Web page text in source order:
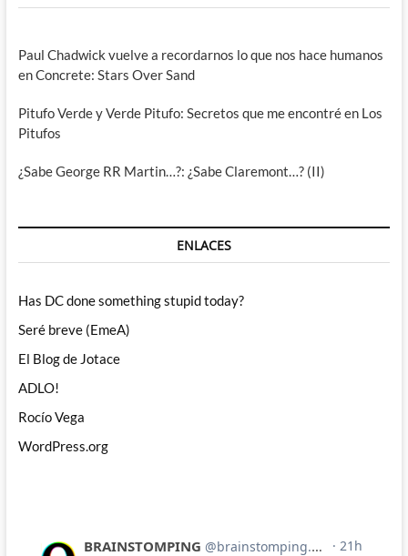
Paul Chadwick vuelve a recordarnos lo que nos hace humanos
en Concrete: Stars Over Sand
Pitufo Verde y Verde Pitufo: Secretos que me encontré en Los
Pitufos
¿Sabe George RR Martin…?: ¿Sabe Claremont…? (II)
ENLACES
Has DC done something stupid today?
Seré breve (EmeA)
El Blog de Jotace
ADLO!
Rocío Vega
WordPress.org